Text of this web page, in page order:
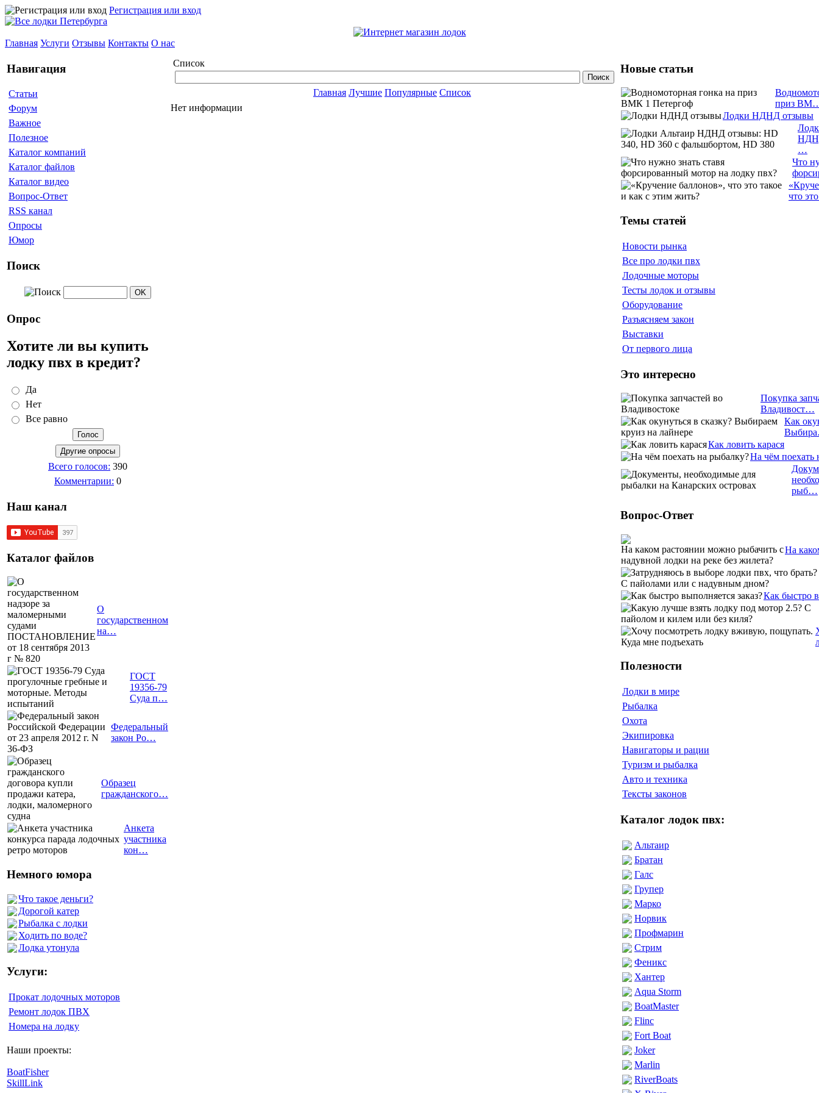
Регистрация или вход
Главная Услуги Отзывы Контакты О нас
Навигация
Статьи
Форум
Важное
Полезное
Каталог компаний
Каталог файлов
Каталог видео
Вопрос-Ответ
RSS канал
Опросы
Юмор
Поиск
Опрос
Хотите ли вы купить
лодку пвх в кредит?
Да
Нет
Все равно
Всего голосов: 390
Комментарии: 0
Наш канал
Каталог файлов
О
государственном
на…
ГОСТ
19356-79
Суда п…
Федеральный
закон Ро…
Образец
гражданского…
Анкета
участника
кон…
Немного юмора
Что такое деньги?
Дорогой катер
Рыбалка с лодки
Ходить по воде?
Лодка утонула
Услуги:
Прокат лодочных моторов
Ремонт лодок ПВХ
Номера на лодку
Наши проекты:
BoatFisher
SkillLink
Список
Главная Лучшие Популярные Список
Нет информации
Новые статьи
приз
Лодки НДНД отзывы
…
Что
что
Темы статей
Новости рынка
Все про лодки пвх
Лодочные моторы
Тесты лодок и отзывы
Оборудование
Разъясняем закон
Выставки
От первого лица
Это интересно
Покупка
Владивост…
Как
Как ловить карася
На чём поехать
рыб…
Вопрос-Ответ
На
Как быстро
Полезности
Лодки в мире
Рыбалка
Охота
Экипировка
Навигаторы и рации
Туризм и рыбалка
Авто и техника
Тексты законов
Каталог лодок пвх:
Альтаир
Братан
Галс
Групер
Марко
Норвик
Профмарин
Стрим
Феникс
Хантер
Aqua Storm
BoatMaster
Flinc
Fort Boat
Joker
Marlin
RiverBoats